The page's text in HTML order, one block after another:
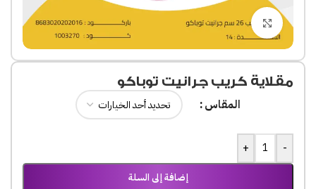
Click to enlarge
مقلاية كريب جرانيت توباكو
المقاس
-
+
إضافة إلى السلة